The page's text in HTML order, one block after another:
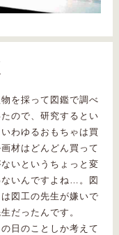
を採って図鑑で調べ
ので、研究するとい
わゆるおもちゃは買
材はどんどん買って
いというちょっと変
いんですよね…。図
図工の先生が嫌いで
だったんです。
日のことしか考えて